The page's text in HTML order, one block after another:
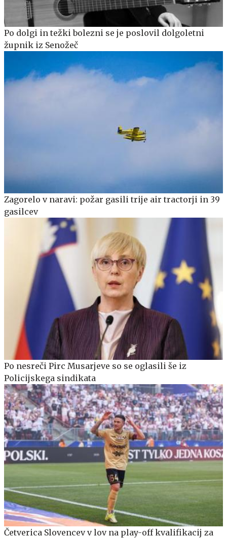
Po dolgi in težki bolezni se je poslovil dolgoletni
župnik iz Senožeč
Zagorelo v naravi: požar gasili trije air tractorji in 39
gasilcev
Po nesreči Pirc Musarjeve so se oglasili še iz
Policijskega sindikata
Četverica Slovencev v lov na play-off kvalifikacij za